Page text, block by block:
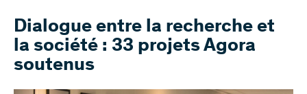
Dialogue entre la recherche et
la société : 33 projets Agora
soutenus